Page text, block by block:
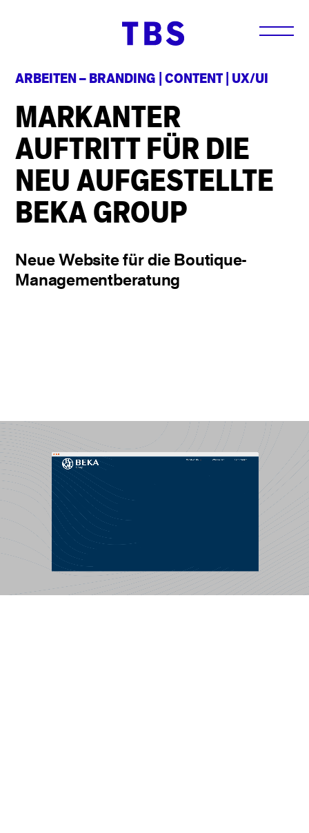
ARBEITEN – BRANDING |CONTENT| UX/UI
MARKANTER
AUFTRITT FÜR DIE
NEU AUFGESTELLTE
BEKA GROUP
Neue Website für die Boutique-
Managementberatung